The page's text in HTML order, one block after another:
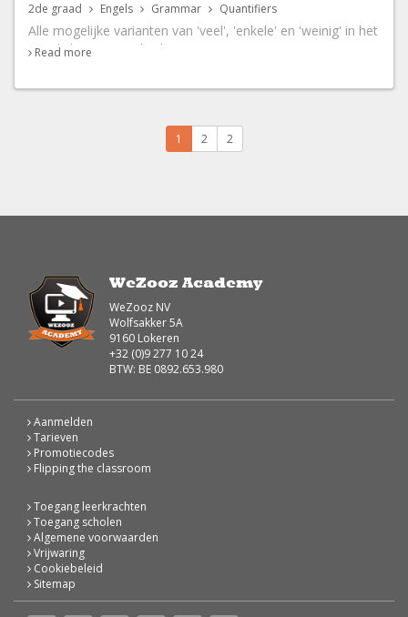
2de graad Engels Grammar Quantifiers
Alle mogelijke varianten van 'veel', 'enkele' en 'weinig' in het
Engels komen aan bod.
much of many? Jij weet na dit lestraject perfect welk woord
In de laatste video gaat het ook heel duidelijk worden
Read more
1 2 2
WeZooz Academy
WeZooz NV
Wolfsakker 5A
9160 Lokeren
+32 (0)9 277 10 24
BTW: BE 0892.653.980
Aanmelden
Tarieven
Promotiecodes
Flipping the classroom
Toegang leerkrachten
Toegang scholen
Algemene voorwaarden
Vrijwaring
Cookiebeleid
Sitemap